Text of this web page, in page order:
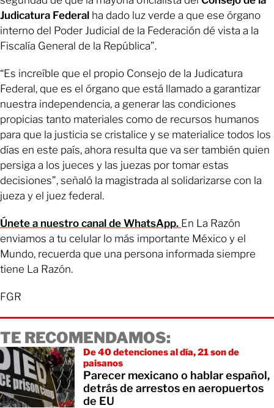
Judicatura Federal ha dado luz verde a que ese órgano
interno del Poder Judicial de la Federación dé vista a la
Fiscalía General de la República”.
“Es increíble que el propio Consejo de la Judicatura
Federal, que es el órgano que está llamado a garantizar
nuestra independencia, a generar las condiciones
propicias tanto materiales como de recursos humanos
para que la justicia se cristalice y se materialice todos los
días en este país, ahora resulta que va ser también quien
persiga a los jueces y las juezas por tomar estas
decisiones”, señaló la magistrada al solidarizarse con la
jueza y el juez federal.
Únete a nuestro canal de WhatsApp. En La Razón
enviamos a tu celular lo más importante México y el
Mundo, recuerda que una persona informada siempre
tiene La Razón.
FGR
TE RECOMENDAMOS:
De 40 detenciones al día, 21 son de
paisanos
Parecer mexicano o hablar español,
detrás de arrestos en aeropuertos
de EU